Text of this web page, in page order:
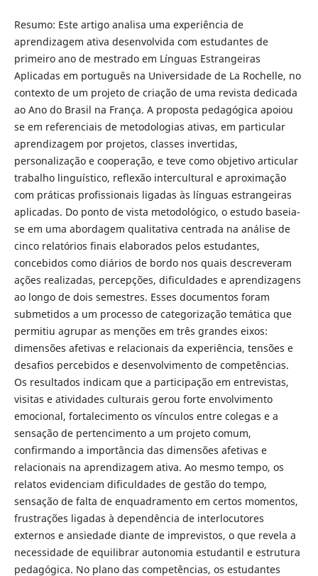
Resumo: Este artigo analisa uma experiência de
aprendizagem ativa desenvolvida com estudantes de
primeiro ano de mestrado em Línguas Estrangeiras
Aplicadas em português na Universidade de La Rochelle, no
contexto de um projeto de criação de uma revista dedicada
ao Ano do Brasil na França. A proposta pedagógica apoiou
se em referenciais de metodologias ativas, em particular
aprendizagem por projetos, classes invertidas,
personalização e cooperação, e teve como objetivo articular
trabalho linguístico, reflexão intercultural e aproximação
com práticas profissionais ligadas às línguas estrangeiras
aplicadas. Do ponto de vista metodológico, o estudo baseia-
se em uma abordagem qualitativa centrada na análise de
cinco relatórios finais elaborados pelos estudantes,
concebidos como diários de bordo nos quais descreveram
ações realizadas, percepções, dificuldades e aprendizagens
ao longo de dois semestres. Esses documentos foram
submetidos a um processo de categorização temática que
permitiu agrupar as menções em três grandes eixos:
dimensões afetivas e relacionais da experiência, tensões e
desafios percebidos e desenvolvimento de competências.
Os resultados indicam que a participação em entrevistas,
visitas e atividades culturais gerou forte envolvimento
emocional, fortalecimento os vínculos entre colegas e a
sensação de pertencimento a um projeto comum,
confirmando a importância das dimensões afetivas e
relacionais na aprendizagem ativa. Ao mesmo tempo, os
relatos evidenciam dificuldades de gestão do tempo,
sensação de falta de enquadramento em certos momentos,
frustrações ligadas à dependência de interlocutores
externos e ansiedade diante de imprevistos, o que revela a
necessidade de equilibrar autonomia estudantil e estrutura
pedagógica. No plano das competências, os estudantes